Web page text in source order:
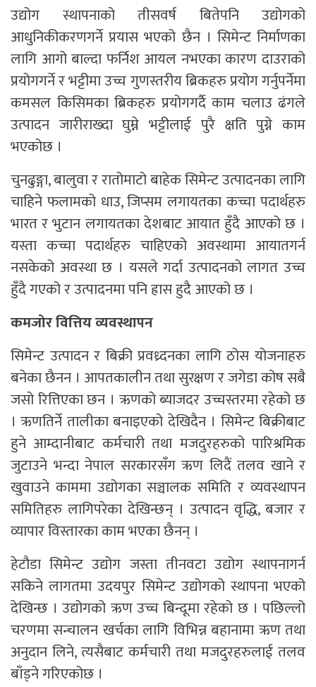
उद्योग स्थापनाको तीसवर्ष बितेपनि उद्योगको
आधुनिकीकरणगर्ने प्रयास भएको छैन । सिमेन्ट निर्माणका
लागि आगो बाल्दा फर्निश आयल नभएका कारण दाउराको
प्रयोगगर्ने र भट्टीमा उच्च गुणस्तरीय ब्रिकहरु प्रयोग गर्नुपर्नेमा
कमसल किसिमका ब्रिकहरु प्रयोगगर्दै काम चलाउ ढंगले
उत्पादन जारीराख्दा घुम्ने भट्टीलाई पुरै क्षति पुग्ने काम
भएकोछ ।
चुनढुङ्गा, बालुवा र रातोमाटो बाहेक सिमेन्ट उत्पादनका लागि
चाहिने फलामको धाउ, जिप्सम लगायतका कच्चा पदार्थहरु
भारत र भुटान लगायतका देशबाट आयात हुँदै आएको छ ।
यस्ता कच्चा पदार्थहरु चाहिएको अवस्थामा आयातगर्न
नसकेको अवस्था छ । यसले गर्दा उत्पादनको लागत उच्च
हुँदै गएको र उत्पादनमा पनि ह्रास हुदै आएको छ ।
कमजोर वित्तिय व्यवस्थापन
सिमेन्ट उत्पादन र बिक्री प्रवध्र्दनका लागि ठोस योजनाहरु
बनेका छैनन । आपतकालीन तथा सुरक्षण र जगेडा कोष सबै
जसो रित्तिएका छन । ऋणको ब्याजदर उच्चस्तरमा रहेको छ
। ऋणतिर्ने तालीका बनाइएको देखिदैन । सिमेन्ट बिक्रीबाट
हुने आम्दानीबाट कर्मचारी तथा मजदुरहरुको पारिश्रमिक
जुटाउने भन्दा नेपाल सरकारसँग ऋण लिदैं तलव खाने र
खुवाउने काममा उद्योगका सञ्चालक समिति र व्यवस्थापन
समितिहरु लागिपरेका देखिन्छन् । उत्पादन वृद्धि, बजार र
व्यापार विस्तारका काम भएका छैनन् ।
हेटौडा सिमेन्ट उद्योग जस्ता तीनवटा उद्योग स्थापनागर्न
सकिने लागतमा उदयपुर सिमेन्ट उद्योगको स्थापना भएको
देखिन्छ । उद्योगको ऋण उच्च बिन्दूमा रहेको छ । पछिल्लो
चरणमा सन्चालन खर्चका लागि विभिन्न बहानामा ऋण तथा
अनुदान लिने, त्यसैबाट कर्मचारी तथा मजदुरहरुलाई तलव
बाँड्ने गरिएकोछ ।